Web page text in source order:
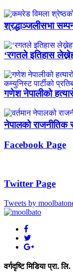
श्रद्धाञ्जलीसभा
‘रगतले इतिहास
गणेश नेपालीको
नेपालको
Facebook Page
Twitter Page
Tweets by
वर्गदृष्टि मिडिया प्रा. लि.